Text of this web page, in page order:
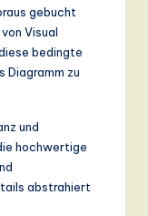
gebucht
Visual
bedingte
Diagramm zu
und
hochwertige
abstrahiert